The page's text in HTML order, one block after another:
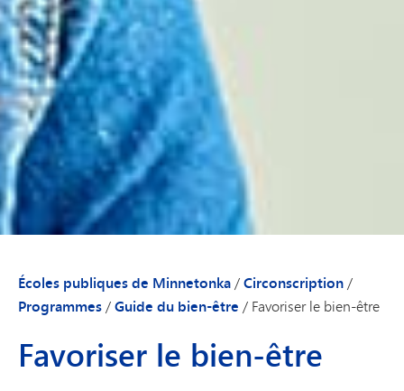
Écoles publiques de Minnetonka/Circonscription/
Programmes/Guide du bien-être / Favoriser le bien-être
Favoriser le bien-être